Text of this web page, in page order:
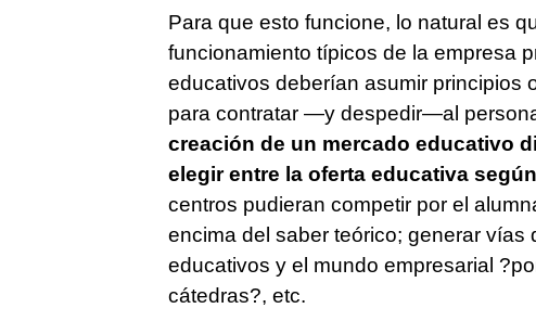
Para que esto funcione, lo natural es
funcionamiento típicos de la empresa
educativos deberían asumir principios
para contratar —y despedir—al
creación de un mercado educativo
elegir entre la oferta educativa
centros pudieran competir por el
encima del saber teórico; generar vías
educativos y el mundo empresarial
cátedras?, etc.